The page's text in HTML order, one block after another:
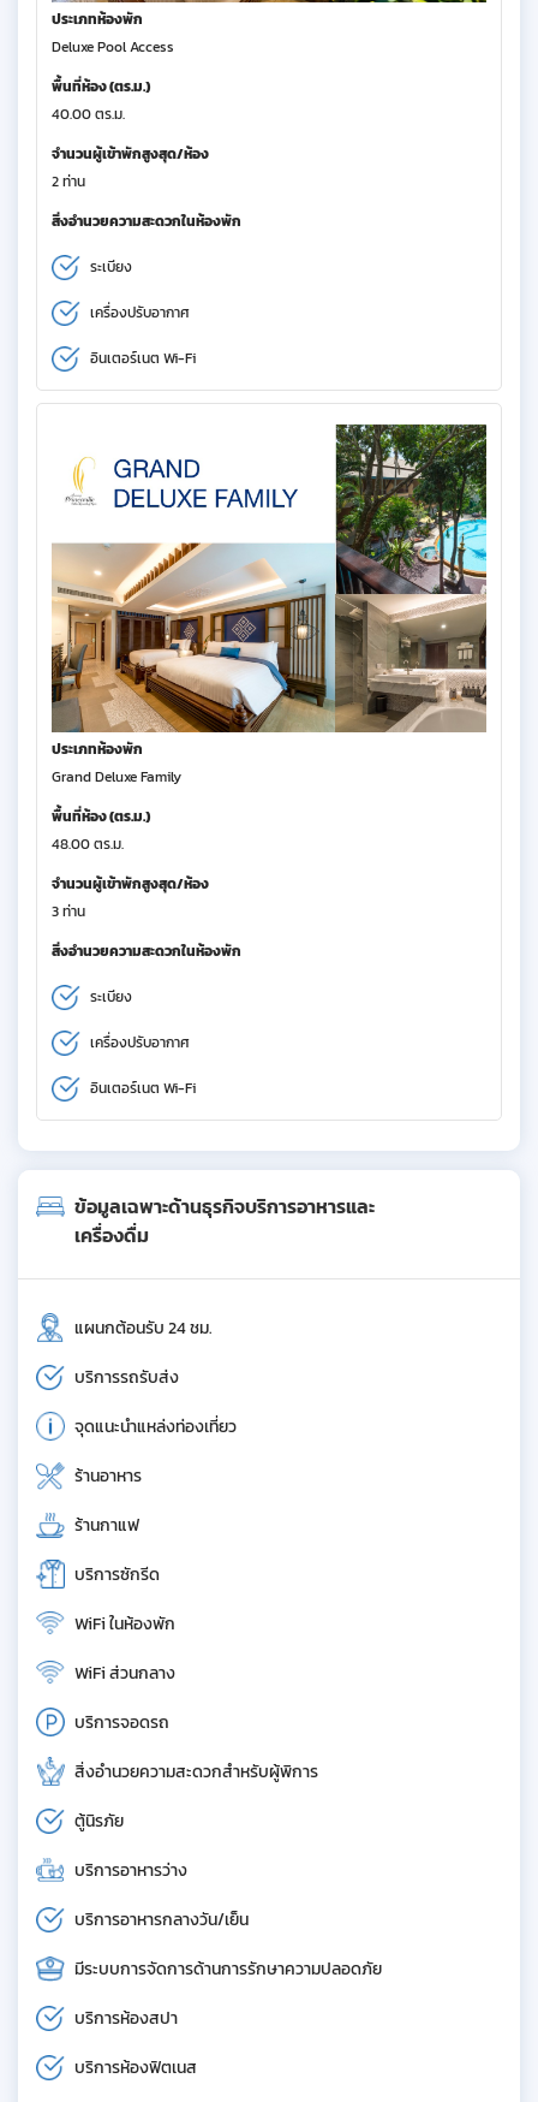
ประเภทห้องพัก
Deluxe Pool Access
พื้นที่ห้อง (ตร.ม.)
40.00 ตร.ม.
จำนวนผู้เข้าพักสูงสุด/ห้อง
2 ท่าน
สิ่งอำนวยความสะดวกในห้องพัก
ระเบียง
เครื่องปรับอากาศ
อินเตอร์เนต Wi-Fi
ประเภทห้องพัก
Grand Deluxe Family
พื้นที่ห้อง (ตร.ม.)
48.00 ตร.ม.
จำนวนผู้เข้าพักสูงสุด/ห้อง
3 ท่าน
สิ่งอำนวยความสะดวกในห้องพัก
ระเบียง
เครื่องปรับอากาศ
อินเตอร์เนต Wi-Fi
ข้อมูลเฉพาะด้านธุรกิจบริการอาหารและ
เครื่องดื่ม
แผนกต้อนรับ 24 ชม.
บริการรถรับส่ง
จุดแนะนำแหล่งท่องเที่ยว
ร้านอาหาร
ร้านกาแฟ
บริการซักรีด
WiFi ในห้องพัก
WiFi ส่วนกลาง
บริการจอดรถ
สิ่งอำนวยความสะดวกสำหรับผู้พิการ
ตู้นิรภัย
บริการอาหารว่าง
บริการอาหารกลางวัน/เย็น
มีระบบการจัดการด้านการรักษาความปลอดภัย
บริการห้องสปา
บริการห้องฟิตเนส